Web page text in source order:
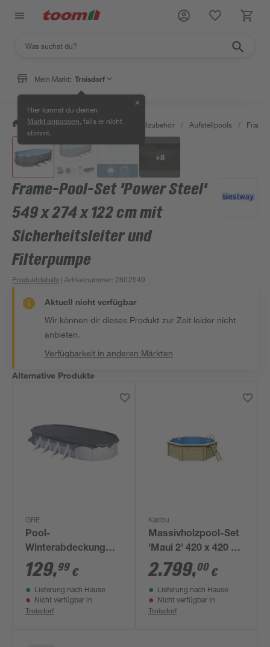
Mein Markt: Troisdorf
Hier kannst du deinen
Markt anpassen , falls er nicht
stimmt.
✕
/ Garten & Freizeit / Pools & Poolzubehör / Aufstellpools /
+8
Frame-Pool-Set 'Power Steel'
549 x 274 x 122 cm mit
Sicherheitsleiter und
Filterpumpe
Produktdetails | Artikelnummer: 2802549
Aktuell nicht verfügbar
Wir können dir dieses Produkt zur Zeit leider nicht
anbieten.
Verfügbarkeit in anderen Märkten
Alternative Produkte
GRE
Pool-
Winterabdeckung
schwarz 410 x 610
cm
129,99 €
Lieferung nach Hause
Nicht verfügbar in
Troisdorf
Karibu
Massivholzpool-Set
'Maui 2' 420 x 420 x
124 cm mit
Edelstahlleiter und
Filteranlage
2.799,00 €
Lieferung nach Hause
Nicht verfügbar in
Troisdorf